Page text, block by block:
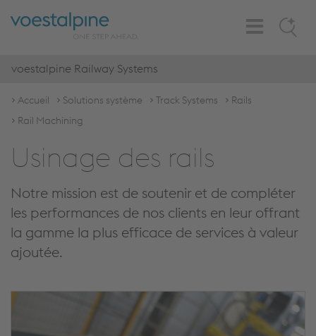
Search
Toggle
Navigation
voestalpine Railway Systems
Accueil Solutions système Track Systems
Rails
Rail Machining
Usinage des rails
Notre mission est de soutenir et de compléter
les performances de nos clients en leur offrant
la gamme la plus efficace de services à valeur
ajoutée.